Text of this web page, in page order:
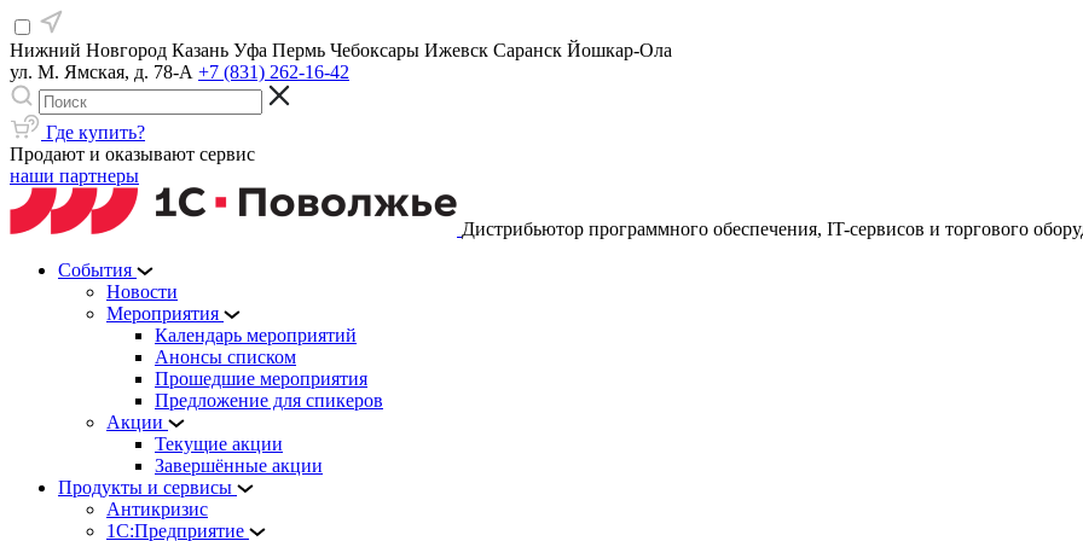
Нижний Новгород Казань Уфа Пермь Чебоксары Ижевск Саранск Йошкар-Ола
ул. М. Ямская, д. 78-А +7 (831) 262-16-42
Где купить?
Продают и оказывают сервис
наши партнеры
Дистрибьютор программного обеспечения, IT-сервисов и торгового
События
Новости
Мероприятия
Календарь мероприятий
Анонсы списком
Прошедшие мероприятия
Предложение для спикеров
Акции
Текущие акции
Завершённые акции
Продукты и сервисы
Антикризис
1С:Предприятие